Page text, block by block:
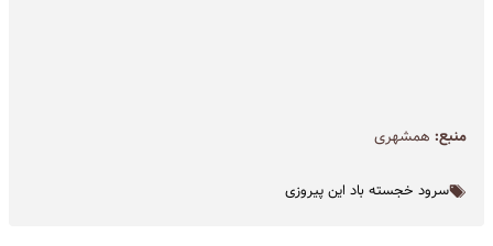
منبع: همشهری
سرود خجسته باد این پیروزی